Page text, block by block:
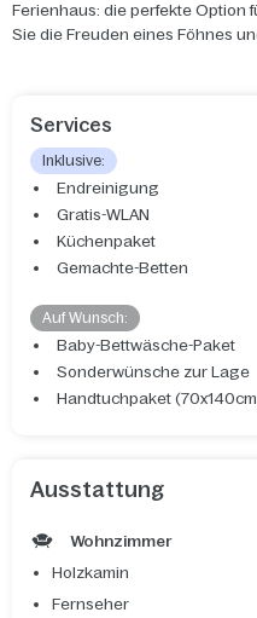
Ferienhaus: die perfekte Option
Sie die Freuden eines Föhnes
Services
Inklusive:
Endreinigung
Gratis-WLAN
Küchenpaket
Gemachte-Betten
Auf Wunsch:
Baby-Bettwäsche-Paket
Sonderwünsche zur Lage
Handtuchpaket
Ausstattung
Wohnzimmer
Holzkamin
Fernseher